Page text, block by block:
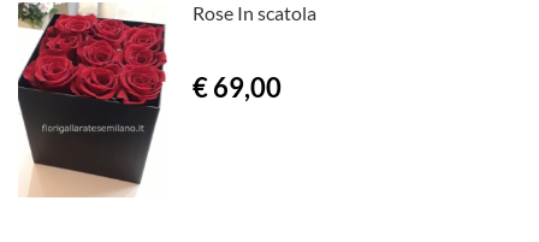
Rose In scatola
€ 69,00